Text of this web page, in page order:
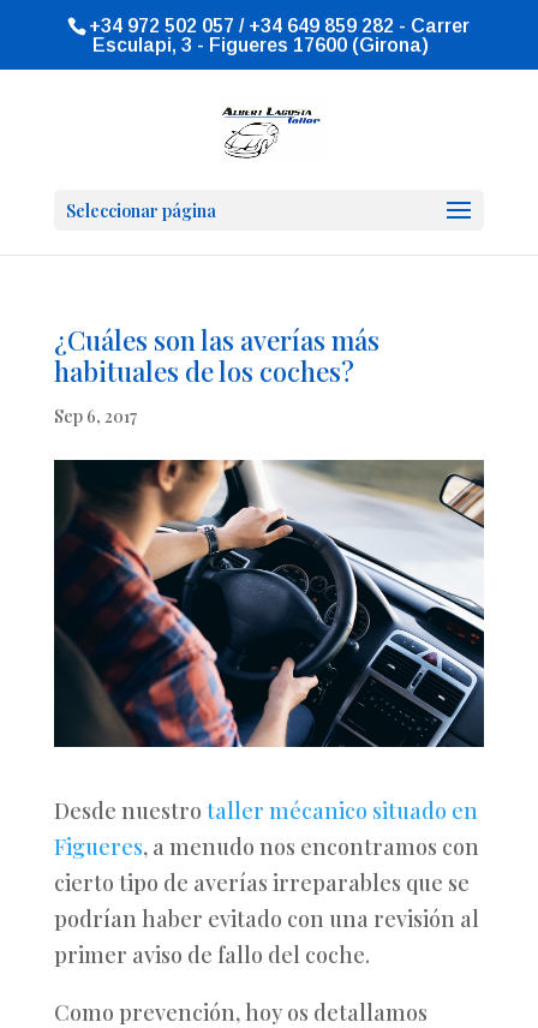
+34 972 502 057 / +34 649 859 282 - Carrer
Esculapi, 3 - Figueres 17600 (Girona)
Seleccionar página
¿Cuáles son las averías más
habituales de los coches?
Sep 6, 2017
Desde nuestro taller mécanico situado en
Figueres, a menudo nos encontramos con
cierto tipo de averías irreparables que se
podrían haber evitado con una revisión al
primer aviso de fallo del coche.
Como prevención, hoy os detallamos